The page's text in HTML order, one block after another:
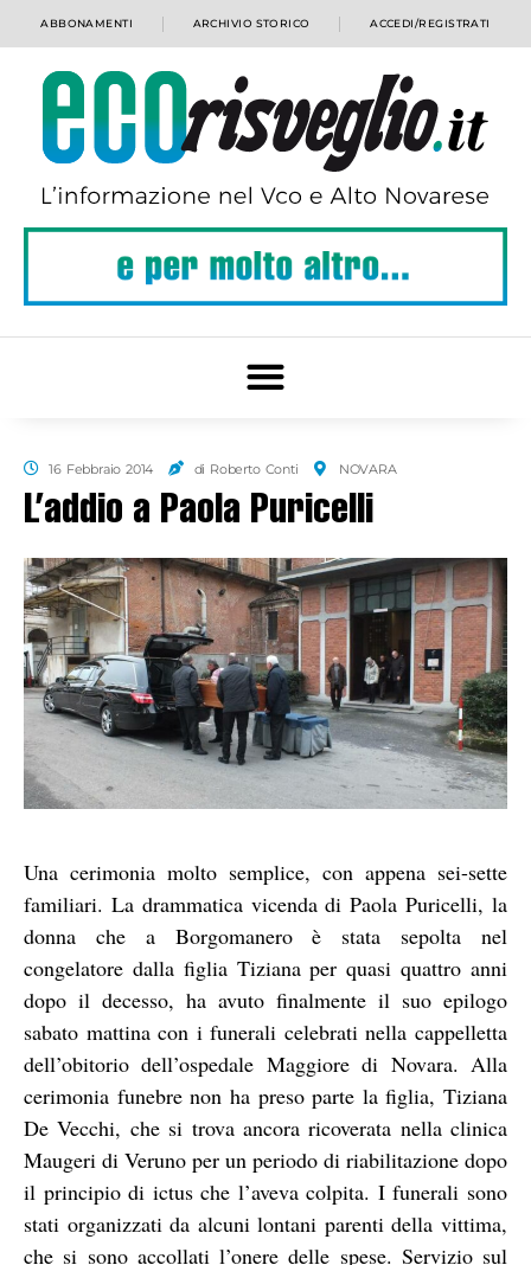
ABBONAMENTI ARCHIVIO STORICO ACCEDI/REGISTRATI
16 Febbraio 2014 di Roberto Conti NOVARA
L’addio a Paola Puricelli
Una cerimonia molto semplice, con appena sei-sette
familiari. La drammatica vicenda di Paola Puricelli, la
donna che a Borgomanero è stata sepolta nel
congelatore dalla figlia Tiziana per quasi quattro anni
dopo il decesso, ha avuto finalmente il suo epilogo
sabato mattina con i funerali celebrati nella cappelletta
dell’obitorio dell’ospedale Maggiore di Novara. Alla
cerimonia funebre non ha preso parte la figlia, Tiziana
De Vecchi, che si trova ancora ricoverata nella clinica
Maugeri di Veruno per un periodo di riabilitazione dopo
il principio di ictus che l’aveva colpita. I funerali sono
stati organizzati da alcuni lontani parenti della vittima,
che si sono accollati l’onere delle spese. Servizio sul